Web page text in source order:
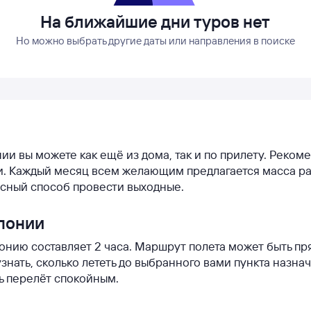
На ближайшие дни туров нет
Но можно выбрать другие даты или направления в поиске
вы можете как ещё из дома, так и по прилету.
Каждый месяц всем желающим предлагается масса
способ провести выходные.
составляет 2 часа. Маршрут полета может быть
сколько лететь до выбранного вами пункта
перелёт спокойным.